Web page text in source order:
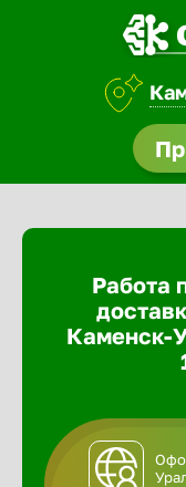
Работа
Каменск-